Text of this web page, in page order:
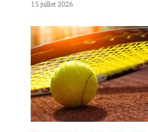
15 juillet 2026